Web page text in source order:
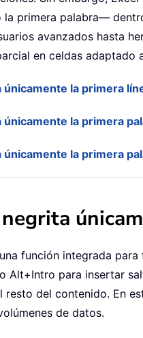
la primera palabra—
avanzados hasta
en celdas adaptado
únicamente la primera
la primera
la primera
función integrada
Alt+Intro para insertar
resto del contenido. En
de datos.